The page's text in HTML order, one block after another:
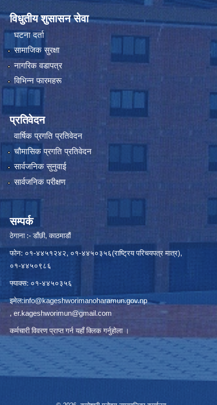
विधुतीय शुसासन सेवा
घटना दर्ता
सामाजिक सुरक्षा
नागरिक वडापत्र
विभिन्न फारमहरू
प्रतिवेदन
वार्षिक प्रगति प्रतिवेदन
चौमासिक प्रगति प्रतिवेदन
सार्वजनिक सुनुवाई
सार्वजनिक परीक्षण
सम्पर्क
ठेगाना :- डाँछी, काठमाडौं
फोन: ०१-४४५१२४२, ०१-४४५०३५६(राष्ट्रिय परिचयपत्र मात्र),
०१-४४५०९८६
फ्याक्स: ०१-४४५०३५६
इमेल:info@kageshworimanoharamun.gov.np
, er.kageshworimun@gmail.com
कर्मचारी विवरण प्राप्त गर्नयहाँ क्लिकगर्नुहोला ।